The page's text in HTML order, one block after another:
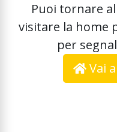
Puoi tornare
visitare la home
per
Vai